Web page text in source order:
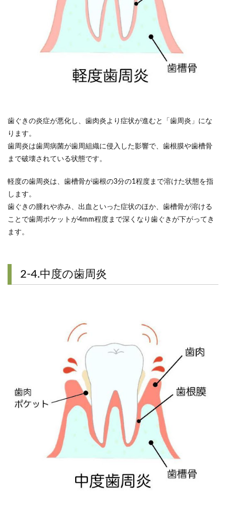
歯ぐきの炎症が悪化し、歯肉炎より症状が進むと「歯周炎」にな
ります。
歯周炎は歯周病菌が歯周組織に侵入した影響で、歯根膜や歯槽骨
まで破壊されている状態です。
軽度の歯周炎は、歯槽骨が歯根の3分の1程度まで溶けた状態を指
します。
歯ぐきの腫れや赤み、出血といった症状のほか、歯槽骨が溶ける
ことで歯周ポケットが4mm程度まで深くなり歯ぐきが下がってき
ます。
2-4.中度の歯周炎